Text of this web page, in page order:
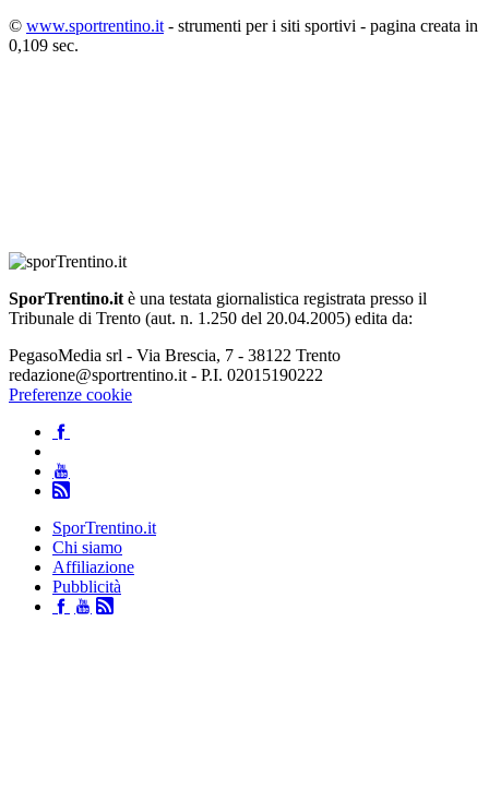
© www.sportrentino.it - strumenti per i siti sportivi - pagina creata in
0,109 sec.
SporTrentino.it è una testata giornalistica registrata presso il
Tribunale di Trento (aut. n. 1.250 del 20.04.2005) edita da:
PegasoMedia srl - Via Brescia, 7 - 38122 Trento
redazione@sportrentino.it - P.I. 02015190222
Preferenze cookie
SporTrentino.it
Chi siamo
Affiliazione
Pubblicità